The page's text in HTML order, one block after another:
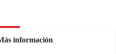
información